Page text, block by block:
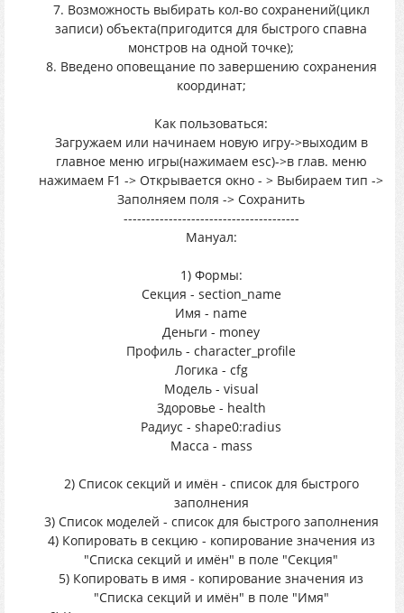
7. Возможность выбирать кол-во сохранений(цикл
записи) объекта(пригодится для быстрого спавна
монстров на одной точке);
8. Введено оповещание по завершению сохранения
координат;
Как пользоваться:
Загружаем или начинаем новую игру->выходим в
главное меню игры(нажимаем esc)->в глав. меню
нажимаем F1 -> Открывается окно - > Выбираем тип ->
Заполняем поля -> Сохранить
---------------------------------------
Мануал:
1) Формы:
Секция - section_name
Имя - name
Деньги - money
Профиль - character_profile
Логика - cfg
Модель - visual
Здоровье - health
Радиус - shape0:radius
Масса - mass
2) Список секций и имён - список для быстрого
заполнения
3) Список моделей - список для быстрого заполнения
4) Копировать в секцию - копирование значения из
"Списка секций и имён" в поле "Секция"
5) Копировать в имя - копирование значения из
"Списка секций и имён" в поле "Имя"